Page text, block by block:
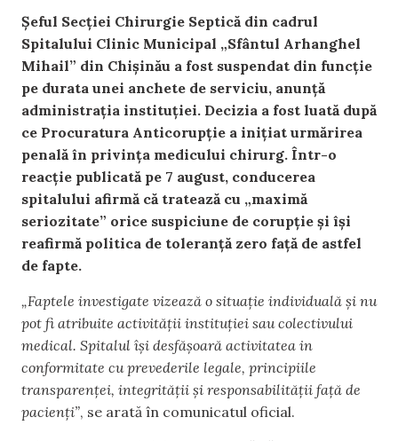
Șeful Secției Chirurgie Septică din cadrul
Spitalului Clinic Municipal „Sfântul Arhanghel
Mihail” din Chișinău a fost suspendat din funcție
pe durata unei anchete de serviciu, anunță
administrația instituției. Decizia a fost luată după
ce Procuratura Anticorupție a inițiat urmărirea
penală în privința medicului chirurg. Într-o
reacție publicată pe 7 august, conducerea
spitalului afirmă că tratează cu „maximă
seriozitate” orice suspiciune de corupție și își
reafirmă politica de toleranță zero față de astfel
de fapte.
„Faptele investigate vizează o situație individuală și nu
pot fi atribuite activității instituției sau colectivului
medical. Spitalul își desfășoară activitatea in
conformitate cu prevederile legale, principiile
transparenței, integrității și responsabilității față de
pacienți”, se arată în comunicatul oficial.